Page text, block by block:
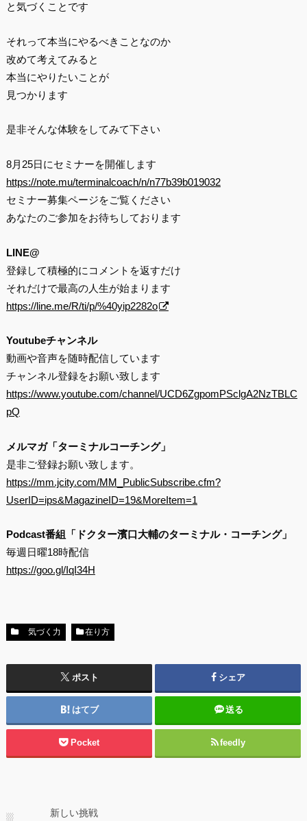
と気づくことです
それって本当にやるべきことなのか
改めて考えてみると
本当にやりたいことが
見つかります
是非そんな体験をしてみて下さい
8月25日にセミナーを開催します
https://note.mu/terminalcoach/n/n77b39b019032
セミナー募集ページをご覧ください
あなたのご参加をお待ちしております
LINE@
登録して積極的にコメントを返すだけ
それだけで最高の人生が始まります
https://line.me/R/ti/p/%40yip2282o
Youtubeチャンネル
動画や音声を随時配信しています
チャンネル登録をお願い致します
https://www.youtube.com/channel/UCD6ZgpomPSclgA2NzTBLC
pQ
メルマガ「ターミナルコーチング」
是非ご登録お願い致します。
https://mm.jcity.com/MM_PublicSubscribe.cfm?
UserID=ips&MagazineID=19&MoreItem=1
Podcast番組「ドクター濱口大輔のターミナル・コーチング」
毎週日曜18時配信
https://goo.gl/IqI34H
気づく力 在り方
ポスト シェア
はてブ 送る
Pocket feedly
新しい挑戦